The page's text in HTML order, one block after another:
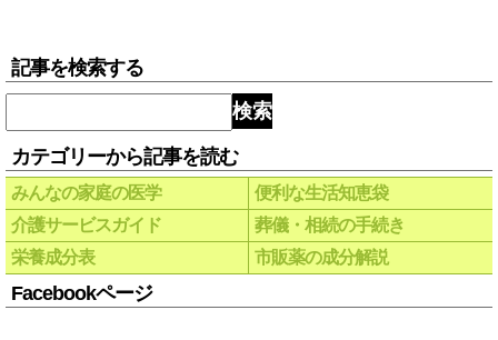
記事を検索する
検索
カテゴリーから記事を読む
みんなの家庭の医学
便利な生活知恵袋
介護サービスガイド
葬儀・相続の手続き
栄養成分表
市販薬の成分解説
Facebookページ